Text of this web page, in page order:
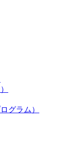
グラム）